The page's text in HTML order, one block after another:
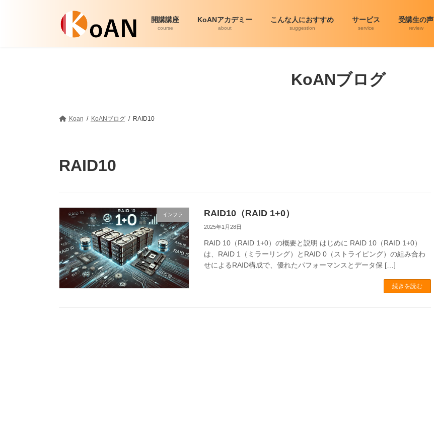
開講講座
course
KoANアカデミー
about
こんな人におすすめ
suggestion
サービス
service
受講生の声
review
KoANブログ
Koan KoANブログ RAID10
RAID10
インフラ RAID10（RAID 1+0）
2025年1月28日
RAID 10（RAID 1+0）の概要と説明 はじめに RAID 10（RAID 1+0）
は、RAID 1（ミラーリング）とRAID 0（ストライピング）の組み合わ
せによるRAID構成で、優れたパフォーマンスとデータ保 […]
続きを読む